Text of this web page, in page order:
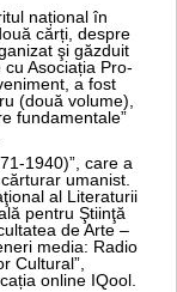
național în
cărți, despre
şi găzduit
Asociația Pro-
a fost
(două volume),
fundamentale”
1940)”, care a
umanist.
al Literaturii
pentru Ştiinţă
de Arte –
media: Radio
Cultural”,
online IQool.